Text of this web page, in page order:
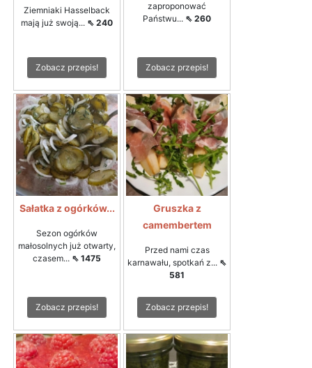
Ziemniaki Hasselback
mają już swoją... ⇖ 240
Zobacz przepis!
zaproponować
Państwu... ⇖ 260
Zobacz przepis!
Sałatka z ogórków...
Sezon ogórków
małosolnych już otwarty,
czasem... ⇖ 1475
Zobacz przepis!
Gruszka z
camembertem
Przed nami czas
karnawału, spotkań z... ⇖
581
Zobacz przepis!